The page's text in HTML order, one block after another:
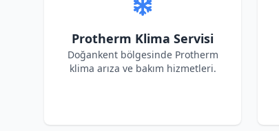
Protherm Klima Servisi
Doğankent bölgesinde Protherm
klima arıza ve bakım hizmetleri.